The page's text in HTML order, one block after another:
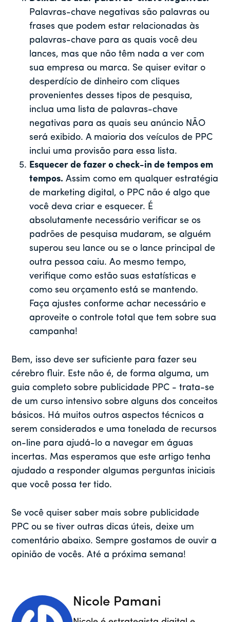
Palavras-chave negativas são palavras ou
frases que podem estar relacionadas às
palavras-chave para as quais você deu
lances, mas que não têm nada a ver com
sua empresa ou marca. Se quiser evitar o
desperdício de dinheiro com cliques
provenientes desses tipos de pesquisa,
inclua uma lista de palavras-chave
negativas para as quais seu anúncio NÃO
será exibido. A maioria dos veículos de PPC
inclui uma provisão para essa lista.
Esquecer de fazer o check-in de tempos em
tempos. Assim como em qualquer estratégia
de marketing digital, o PPC não é algo que
você deva criar e esquecer. É
absolutamente necessário verificar se os
padrões de pesquisa mudaram, se alguém
superou seu lance ou se o lance principal de
outra pessoa caiu. Ao mesmo tempo,
verifique como estão suas estatísticas e
como seu orçamento está se mantendo.
Faça ajustes conforme achar necessário e
aproveite o controle total que tem sobre sua
campanha!
Bem, isso deve ser suficiente para fazer seu
cérebro fluir. Este não é, de forma alguma, um
guia completo sobre publicidade PPC - trata-se
de um curso intensivo sobre alguns dos conceitos
básicos. Há muitos outros aspectos técnicos a
serem considerados e uma tonelada de recursos
on-line para ajudá-lo a navegar em águas
incertas. Mas esperamos que este artigo tenha
ajudado a responder algumas perguntas iniciais
que você possa ter tido.
Se você quiser saber mais sobre publicidade
PPC ou se tiver outras dicas úteis, deixe um
comentário abaixo. Sempre gostamos de ouvir a
opinião de vocês. Até a próxima semana!
Nicole Pamani